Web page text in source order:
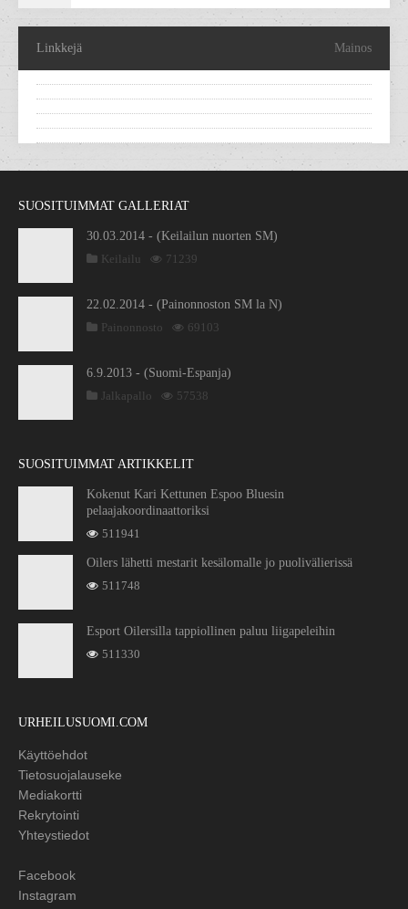
Linkkejä Mainos
SUOSITUIMMAT GALLERIAT
30.03.2014 - (Keilailun nuorten SM)
Keilailu
71239
22.02.2014 - (Painonnoston SM la N)
Painonnosto
69103
6.9.2013 - (Suomi-Espanja)
Jalkapallo
57538
SUOSITUIMMAT ARTIKKELIT
Kokenut Kari Kettunen Espoo Bluesin
pelaajakoordinaattoriksi
511941
Oilers lähetti mestarit kesälomalle jo puolivälierissä
511748
Esport Oilersilla tappiollinen paluu liigapeleihin
511330
URHEILUSUOMI.COM
Käyttöehdot
Tietosuojalauseke
Mediakortti
Rekrytointi
Yhteystiedot
Facebook
Instagram